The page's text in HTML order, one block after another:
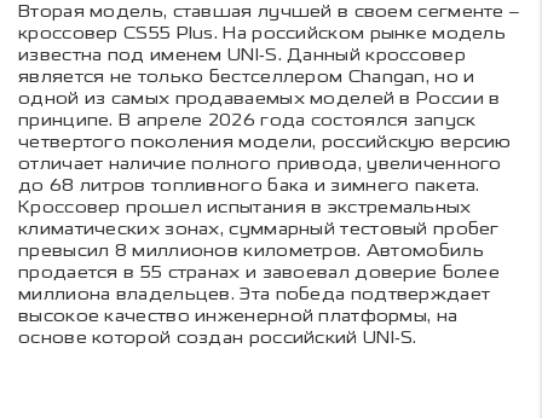
Вторая модель, ставшая лучшей в своем сегменте –
кроссовер CS55 Plus. На российском рынке модель
известна под именем UNI‑S. Данный кроссовер
является не только бестселлером Changan, но и
одной из самых продаваемых моделей в России в
принципе. В апреле 2026 года состоялся запуск
четвертого поколения модели, российскую версию
отличает наличие полного привода, увеличенного
до 68 литров топливного бака и зимнего пакета.
Кроссовер прошел испытания в экстремальных
климатических зонах, суммарный тестовый пробег
превысил 8 миллионов километров. Автомобиль
продается в 55 странах и завоевал доверие более
миллиона владельцев. Эта победа подтверждает
высокое качество инженерной платформы, на
основе которой создан российский UNI‑S.